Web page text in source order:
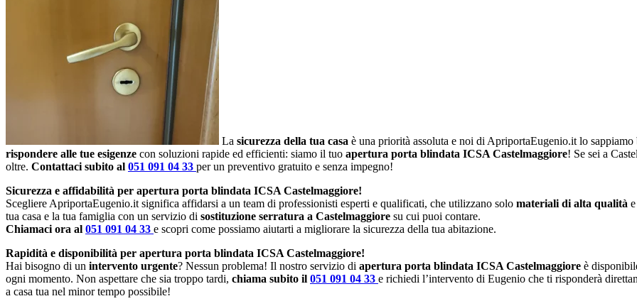
La sicurezza della tua casa è una priorità assoluta e noi di ApriportaEugenio.it lo sappiamo
rispondere alle tue esigenze con soluzioni rapide ed efficienti: siamo il tuo apertura porta blindata ICSA Castelmaggiore! Se sei a
oltre. Contattaci subito al 051 091 04 33 per un preventivo gratuito e senza impegno!
Sicurezza e affidabilità per apertura porta blindata ICSA Castelmaggiore!
Scegliere ApriportaEugenio.it significa affidarsi a un team di professionisti esperti e qualificati, che utilizzano solo materiali di alta qualità
tua casa e la tua famiglia con un servizio di sostituzione serratura a Castelmaggiore su cui puoi contare.
Chiamaci ora al 051 091 04 33 e scopri come possiamo aiutarti a migliorare la sicurezza della tua abitazione.
Rapidità e disponibilità per apertura porta blindata ICSA Castelmaggiore!
Hai bisogno di un intervento urgente? Nessun problema! Il nostro servizio di apertura porta blindata ICSA Castelmaggiore è
ogni momento. Non aspettare che sia troppo tardi, chiama subito il 051 091 04 33 e richiedi l’intervento di Eugenio che ti risponderà
a casa tua nel minor tempo possibile!